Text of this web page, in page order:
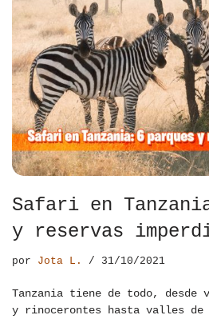
Safari en
y reservas
por Jota L. 31/10/2021
Tanzania tiene de todo, desde
y rinocerontes hasta valles de